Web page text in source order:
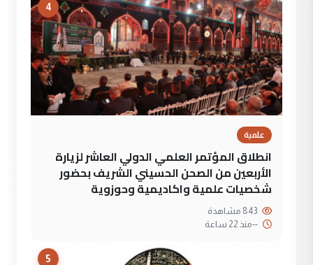
4
علمية
انطلاق المؤتمر العلمي الدولي العاشر لزيارة
الأربعين من الصحن الحسيني الشريف بحضور
شخصيات علمية واكاديمية وحوزوية
--منذ 22 ساعة
5